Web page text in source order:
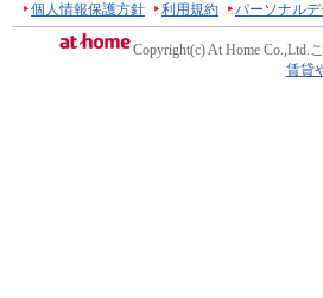
個人情報保護方針 利用規約 パーソナル
Copyright(c) At Home Co.,Ltd.
賃貸